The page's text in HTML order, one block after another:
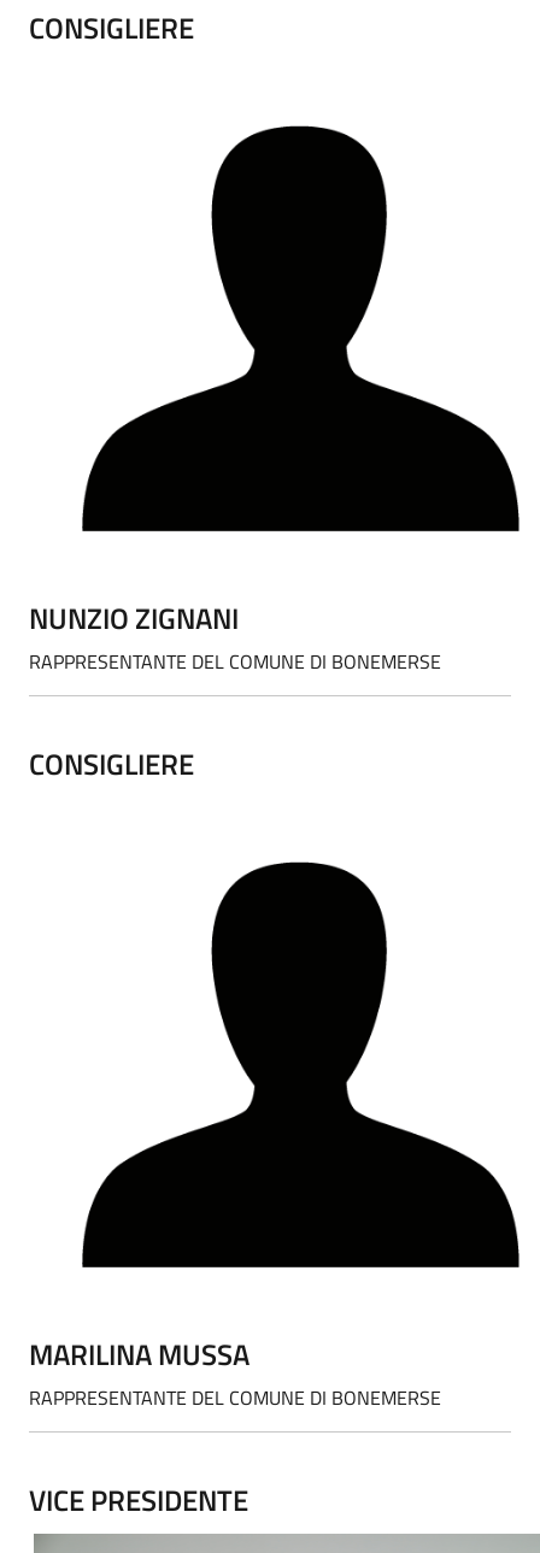
CONSIGLIERE
NUNZIO ZIGNANI
RAPPRESENTANTE DEL COMUNE DI BONEMERSE
CONSIGLIERE
MARILINA MUSSA
RAPPRESENTANTE DEL COMUNE DI BONEMERSE
VICE PRESIDENTE